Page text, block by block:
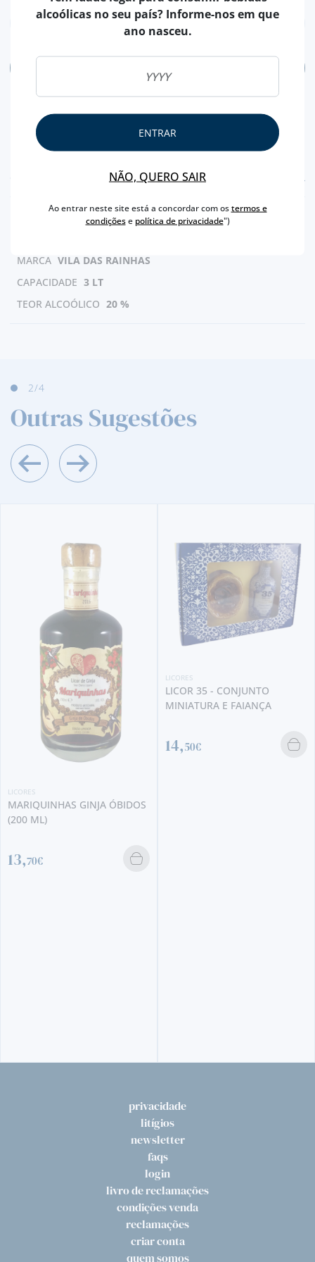
MARCA VILA DAS RAINHAS
CAPACIDADE 3 LT
TEOR ALCOÓLICO 20 %
3/4
Outras Sugestões
LICOR 35 - CONJUNTO
MINIATURA E FAIANÇA
50€
privacidade
litígios
newsletter
faqs
login
livro de reclamações
condições venda
reclamações
criar conta
quem somos
alcoólicas no seu país? Informe-nos em que
ano nasceu.
ENTRAR
NÃO, QUERO SAIR
Ao entrar neste site está a concordar com ostermos e
condiçõese política de privacidade")